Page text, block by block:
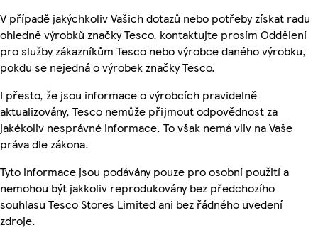
V případě jakýchkoliv Vašich dotazů nebo potřeby získat radu
ohledně výrobků značky Tesco, kontaktujte prosím Oddělení
pro služby zákazníkům Tesco nebo výrobce daného výrobku,
pokdu se nejedná o výrobek značky Tesco.
I přesto, že jsou informace o výrobcích pravidelně
aktualizovány, Tesco nemůže přijmout odpovědnost za
jakékoliv nesprávné informace. To však nemá vliv na Vaše
práva dle zákona.
Tyto informace jsou podávány pouze pro osobní použití a
nemohou být jakkoliv reprodukovány bez předchozího
souhlasu Tesco Stores Limited ani bez řádného uvedení
zdroje.